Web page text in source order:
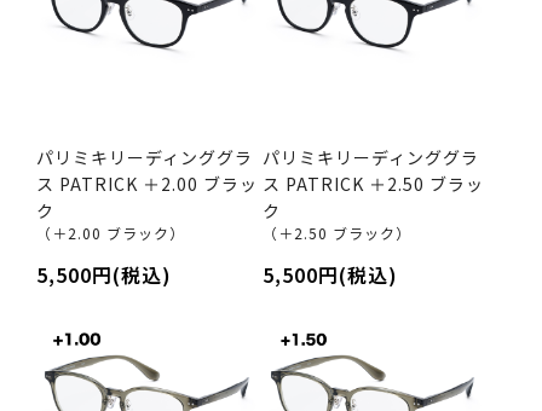
パリミキリーディンググラ
ス PATRICK ＋2.00 ブラッ
ク
（＋2.00 ブラック）
5,500円(税込)
パリミキリーディンググラ
ス PATRICK ＋2.50 ブラッ
ク
（＋2.50 ブラック）
5,500円(税込)